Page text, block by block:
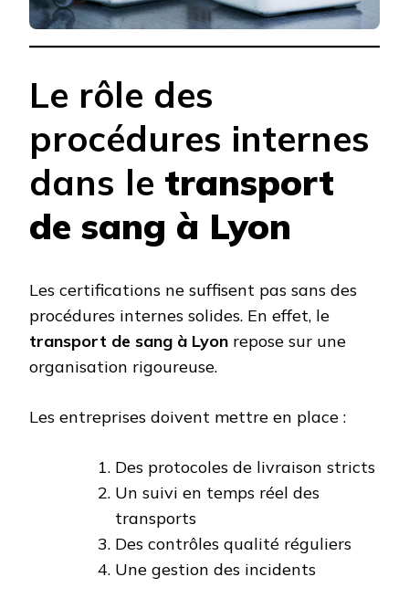
Le rôle des
procédures internes
dans le transport
de sang à Lyon
Les certifications ne suffisent pas sans des
procédures internes solides. En effet, le
transport de sang à Lyon repose sur une
organisation rigoureuse.
Les entreprises doivent mettre en place :
Des protocoles de livraison stricts
Un suivi en temps réel des
transports
Des contrôles qualité réguliers
Une gestion des incidents